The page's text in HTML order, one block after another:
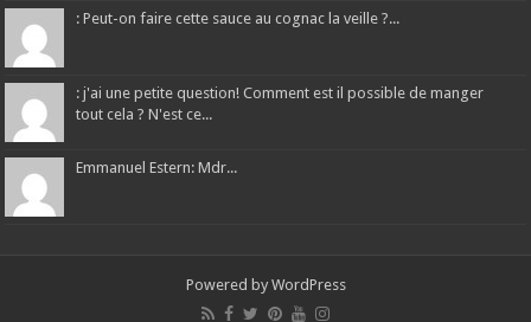
: Peut-on faire cette sauce au cognac la veille ?...
: j'ai une petite question! Comment est il possible de manger
tout cela ? N'est ce...
Emmanuel Estern: Mdr...
Powered by WordPress